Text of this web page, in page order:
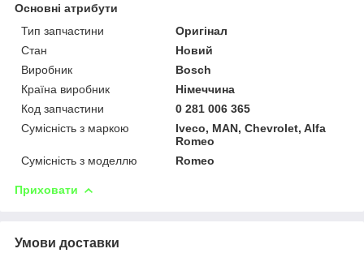
Основні атрибути
Тип запчастини
Оригінал
Стан
Новий
Виробник
Bosch
Країна виробник
Німеччина
Код запчастини
0 281 006 365
Сумісність з маркою
Iveco, MAN, Chevrolet, Alfa
Romeo
Сумісність з моделлю
Romeo
Приховати
Умови доставки